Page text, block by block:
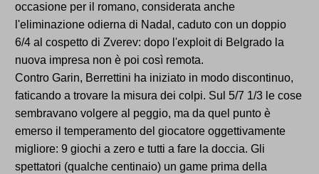
occasione per il romano, considerata anche
l'eliminazione odierna di Nadal, caduto con un doppio
6/4 al cospetto di Zverev: dopo l'exploit di Belgrado la
nuova impresa non è poi così remota.
Contro Garin, Berrettini ha iniziato in modo discontinuo,
faticando a trovare la misura dei colpi. Sul 5/7 1/3 le cose
sembravano volgere al peggio, ma da quel punto è
emerso il temperamento del giocatore oggettivamente
migliore: 9 giochi a zero e tutti a fare la doccia. Gli
spettatori (qualche centinaio) un game prima della